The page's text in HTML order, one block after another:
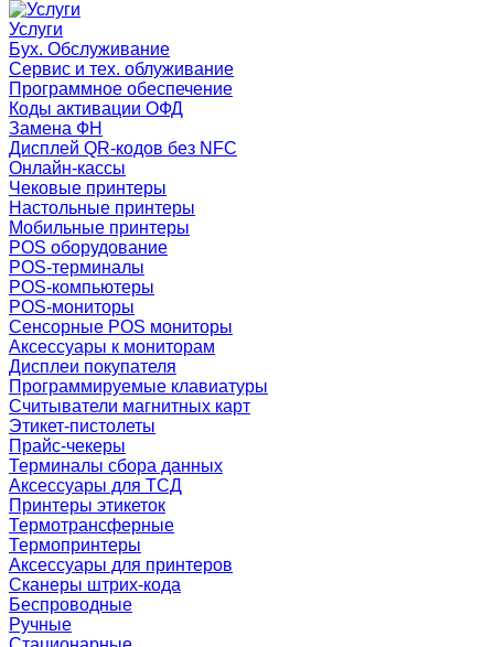
Услуги
Бух. Обслуживание
Сервис и тех. облуживание
Программное обеспечение
Коды активации ОФД
Замена ФН
Дисплей QR-кодов без NFC
Онлайн-кассы
Чековые принтеры
Настольные принтеры
Мобильные принтеры
POS оборудование
POS-терминалы
POS-компьютеры
POS-мониторы
Сенсорные POS мониторы
Аксессуары к мониторам
Дисплеи покупателя
Программируемые клавиатуры
Считыватели магнитных карт
Этикет-пистолеты
Прайс-чекеры
Терминалы сбора данных
Аксессуары для ТСД
Принтеры этикеток
Термотрансферные
Термопринтеры
Аксессуары для принтеров
Сканеры штрих-кода
Беспроводные
Ручные